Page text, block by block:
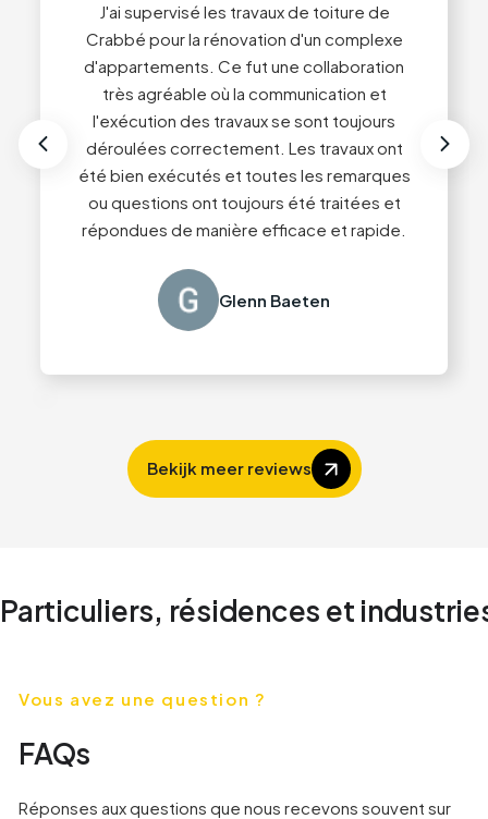
77
Service impeccable du début à la fin !
Conseils professionnels et travail de très
haute qualité. Nous recommandons sans
hésiter Toiture Crabbé 👍🏻
Guy Content
J'ai supervisé les travaux de toiture de
Crabbé pour la rénovation d'un complexe
d'appartements. Ce fut une collaboration
très agréable où la communication et
l'exécution des travaux se sont toujours
déroulées correctement. Les travaux ont
été bien exécutés et toutes les remarques
ou questions ont toujours été traitées et
répondues de manière efficace et rapide.
Glenn Baeten
Bekijk meer reviews
Particuliers, résidences et
Vous avez une question ?
FAQs
Réponses aux questions que nous recevons souvent sur